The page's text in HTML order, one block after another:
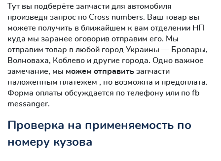
Тут вы подберёте запчасти для автомобиля
произведя запрос по Cross numbers. Ваш товар вы
можете получить в ближайшем к вам отделении НП
куда мы заранее оговорив отправим его. Мы
отправим товар в любой город Украины — Бровары,
Волноваха, Коблево и другие города. Одно важное
замечание, мы можем отправить запчасти
наложенным платежём , но возможна и предоплата.
Форма оплаты обсуждается по телефону или по fb
messanger.
Проверка на применяемость по
номеру кузова